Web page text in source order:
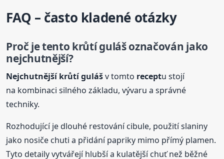
FAQ – často kladené otázky
Proč je tento krůtí guláš označován jako
nejchutnější?
Nejchutnější krůtí gulášv tomto receptu stojí
na kombinaci silného základu, vývaru a správné
techniky.
Rozhodující je dlouhé restování cibule, použití slaniny
jako nosiče chuti a přidání papriky mimo přímý plamen.
Tyto detaily vytvářejí hlubší a kulatější chuť než běžné